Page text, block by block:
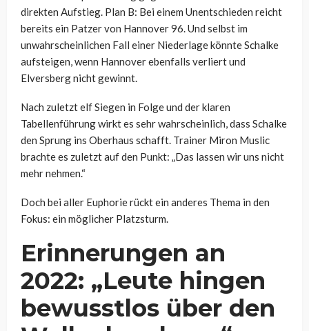
direkten Aufstieg. Plan B: Bei einem Unentschieden reicht
bereits ein Patzer von Hannover 96. Und selbst im
unwahrscheinlichen Fall einer Niederlage könnte Schalke
aufsteigen, wenn Hannover ebenfalls verliert und
Elversberg nicht gewinnt.
Nach zuletzt elf Siegen in Folge und der klaren
Tabellenführung wirkt es sehr wahrscheinlich, dass Schalke
den Sprung ins Oberhaus schafft. Trainer Miron Muslic
brachte es zuletzt auf den Punkt: „Das lassen wir uns nicht
mehr nehmen.“
Doch bei aller Euphorie rückt ein anderes Thema in den
Fokus: ein möglicher Platzsturm.
Erinnerungen an
2022: „Leute hingen
bewusstlos über den